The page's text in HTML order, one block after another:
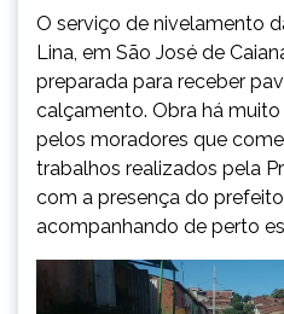
O serviço de nivelamento
Lina, em São José de
preparada para receber
calçamento. Obra há
pelos moradores que
trabalhos realizados pela
com a presença do
acompanhando de perto